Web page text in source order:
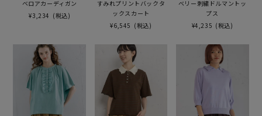
ベロアカーディガン
¥3,234 (税込)
すみれプリントバックタ
ックスカート
¥6,545 (税込)
ベリー刺繍ドルマントッ
プス
¥4,235 (税込)